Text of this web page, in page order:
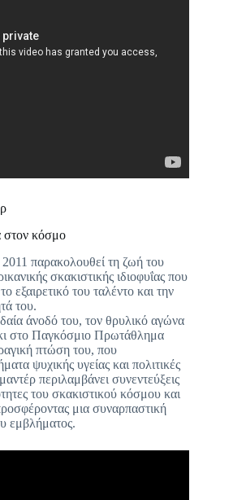
στον κόσμο
παρακολουθεί τη ζωή του
σκακιστικής ιδιοφυΐας που
του ταλέντο και την
του.
άνοδό του, τον θρυλικό αγώνα
στο Παγκόσμιο Πρωτάθλημα
πτώση του, που
ψυχικής υγείας και πολιτικές
περιλαμβάνει συνεντεύξεις
του σκακιστικού κόσμου και
μια συναρπαστική
εμβλήματος.